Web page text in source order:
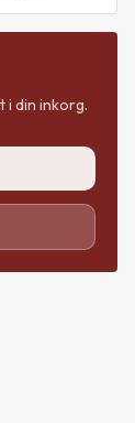
i din inkorg.